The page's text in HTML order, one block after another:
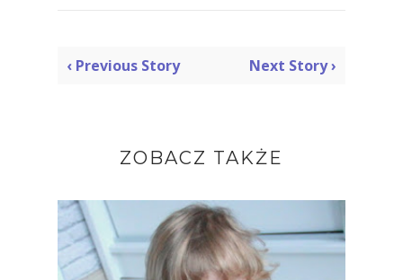
‹ Previous Story Next Story ›
ZOBACZ TAKŻE